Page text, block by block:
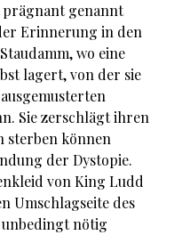
prägnant genannt
Erinnerung in den
wo eine
lagert, von der sie
Sie zerschlägt ihren
sterben können
der Dystopie.
von King Ludd
Umschlagseite des
unbedingt nötig